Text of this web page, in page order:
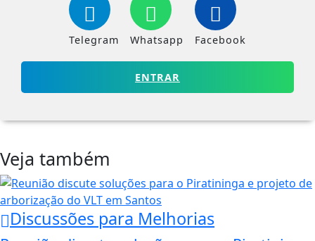
Telegram Whatsapp Facebook
ENTRAR
Veja também
Discussões para Melhorias